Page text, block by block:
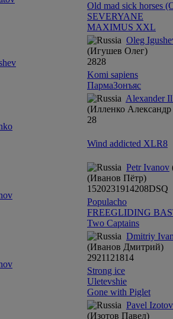
Old mad sick horses
SEVERYANE
MAXIMUS XXL
Oleg
(Игушев Олег)
2828
Komi sapiens
ПармаЗонъяс
Alexander
(Илленко Александр
28
Wind addicted XLR8
Petr Ivanov
(Иванов Пётр)
1520231914208DSQ
Populacho
FREEGLIDING
Two Captains
Dmitriy
(Иванов Дмитрий)
2921121814
Strong ice
Uletevshie
Gone with Piglet
Pavel Izotov
(Изотов Павел)